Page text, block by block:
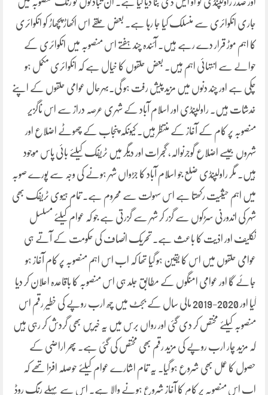
جاری انکوائری سے منسلک کیا جا رہا ہے۔ بعض حلقے اس اکھاڑ پچھاڑ کو انکوائری
کا اہم موڑ قرار دے رہے ہیں۔ آئندہ چند ہفتے اس منصوبہ میں انکوائری کے
حوالے سے انتہائی اہم ہیں۔ بعض حلقوں کا خیال ہے کہ انکوائری مکمل ہو
چکی ہے اور چند دنوں میں مزید پیش رفت ہو گی۔بہرحال عوامی حلقوں کے اپنے
خدشات ہیں۔ راولپنڈی اور اسلام آباد کے شہری عرصہ دراز سے اس ناگزیر
منصوبہ پر کام کے آغاز کے منتظر ہیں۔ کیونکہ پنجاب کے چھوٹے اضلاع اور
شہروں جیسے اضلاع گوجرنوالہ، گجرات اور دیگر میں ٹریفک کیلئے بائی پاس موجود
ہیں۔ مگر راولپنڈی ضلع جو اسلام آباد کا جڑواں شہر ہونے کی وجہ سے پورے صوبہ
میں اہم حیثیت رکھتا ہے اس سہولت سے محروم ہے۔ تمام ہیوی ٹریفک بھی
شہر کی اندورنی سڑکوں سے گزر کر شہر سے گزرتی ہے جو کہ عوام کیلئے مسلسل
تکلیف اور اذیت کا باعث ہے۔ تحریک انصاف کی حکومت کے آتے ہی
عوامی حلقوں میں اس کا یقین ہو گیا تھا کہ اب اس اہم منصوبہ پر کام آغاز ہو
جائے گا اور عوامی امنگوں کے مطابق جلد ہی اس منصوبہ کا باقاعدہ اعلان کر دیا
گیا اور 2020-2019 مالی سال کے بجٹ میں چھ ارب روپے کی خطیر رقم اس
منصوبہ کیلئے مختص کر دی گئی اور رواں برس میں یہ خبریں بھی گردش کر رہی ہیں
کہ مزید چار ارب روپے کی مزید رقم بھی مختص کی گئی ہے۔ پھر اراضی کے
حصول کا عمل بھی شروع ہو گیا۔ یہ تمام اشارے عوام کیلئے حوصلہ افزا تھے کہ
اب اس منصوبہ پر کام کا آغاز شروع ہونے والا ہے۔ اس سے پہلے رنگ روڈ